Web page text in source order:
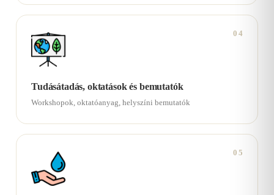
04
Tudásátadás, oktatások és bemutatók
Workshopok, oktatóanyag, helyszíni bemutatók
05